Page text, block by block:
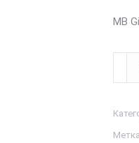
MB
AMD